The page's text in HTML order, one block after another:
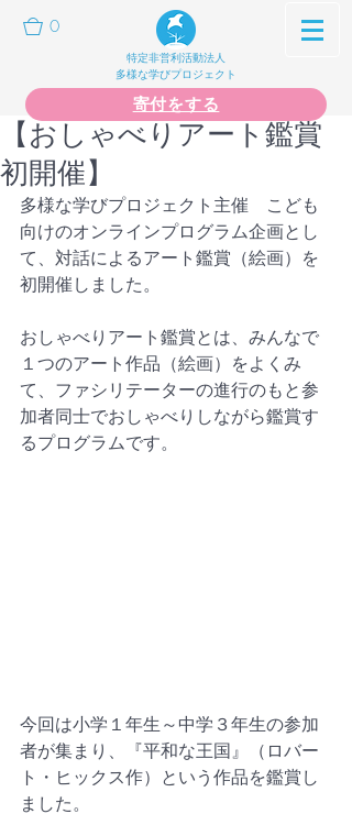
0
特定非営利活動法人
多様な学びプロジェクト
寄付をする
【おしゃべりアート鑑賞
初開催】
多様な学びプロジェクト主催　こども
向けのオンラインプログラム企画とし
て、対話によるアート鑑賞（絵画）を
初開催しました。
おしゃべりアート鑑賞とは、みんなで
１つのアート作品（絵画）をよくみ
て、ファシリテーターの進行のもと参
加者同士でおしゃべりしながら鑑賞す
るプログラムです。
今回は小学１年生～中学３年生の参加
者が集まり、『平和な王国』（ロバー
ト・ヒックス作）という作品を鑑賞し
ました。